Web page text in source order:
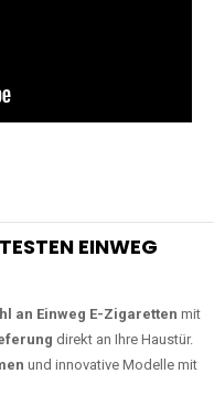
EINWEG
an Einweg E-Zigaretten mit
direkt an Ihre Haustür.
und innovative Modelle mit